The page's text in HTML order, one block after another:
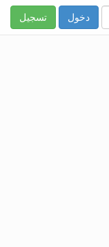
تسجيل